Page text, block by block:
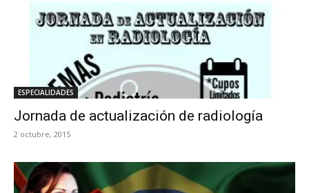
ESPECIALIDADES
Jornada de actualización de radiología
2 octubre, 2015